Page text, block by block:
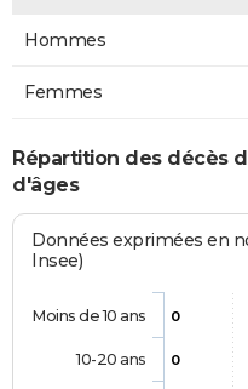
Hommes
Femmes
Répartition des décès
d'âges
Données exprimées en
Insee)
0
0
Moins de 10 ans
10-20 ans